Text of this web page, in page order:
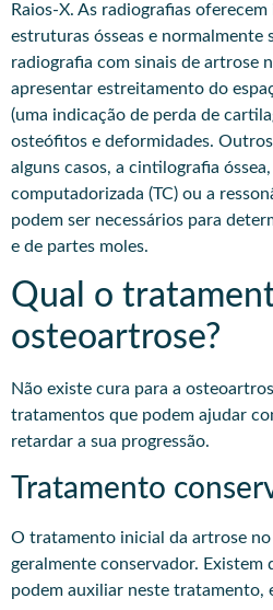
Raios-X. As radiografias
estruturas ósseas e normalmente
radiografia com sinais de artrose
apresentar estreitamento do
(uma indicação de perda de
osteófitos e deformidades. Outros
alguns casos, a cintilografia
computadorizada (TC) ou a
podem ser necessários para
e de partes moles.
Qual o
osteoartrose?
Não existe cura para a
tratamentos que podem ajudar
retardar a sua progressão.
Tratamento
O tratamento inicial da artrose
geralmente conservador. Existem
podem auxiliar neste tratamento,